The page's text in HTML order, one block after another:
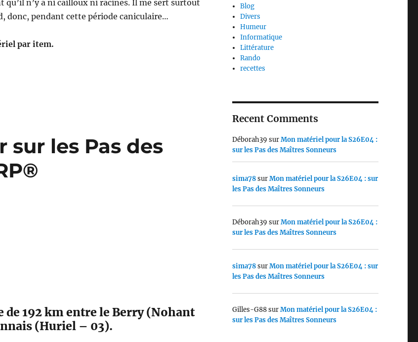
qu’il n’y a ni cailloux ni racines. Il me sert surtout
donc, pendant cette période caniculaire…
par item.
Mon matériel pour la S26E04 : sur les Pas des Maîtres Sonneurs »
sur les Pas des
de 192 km entre le Berry (Nohant
(Huriel – 03).
Blog
Divers
Humeur
Informatique
Littérature
Rando
recettes
Recent Comments
Déborah39 surMon matériel pour la S26E04 :
sur les Pas des Maîtres Sonneurs
sima78surMon matériel pour la S26E04 : sur
les Pas des Maîtres Sonneurs
Déborah39 surMon matériel pour la S26E04 :
sur les Pas des Maîtres Sonneurs
sima78surMon matériel pour la S26E04 : sur
les Pas des Maîtres Sonneurs
Gilles-G88surMon matériel pour la S26E04 :
sur les Pas des Maîtres Sonneurs